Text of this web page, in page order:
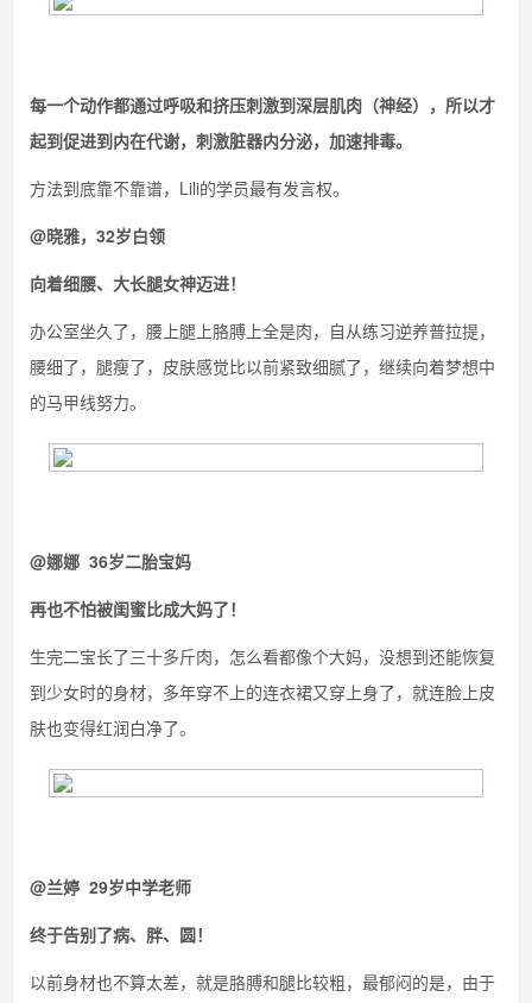
每一个动作都通过呼吸和挤压刺激到深层肌肉（神经），所以才
起到促进到内在代谢，刺激脏器内分泌，加速排毒。
方法到底靠不靠谱，Lili的学员最有发言权。
@晓雅，32岁白领
向着细腰、大长腿女神迈进！
办公室坐久了，腰上腿上胳膊上全是肉，自从练习逆养普拉提，
腰细了，腿瘦了，皮肤感觉比以前紧致细腻了，继续向着梦想中
的马甲线努力。
@娜娜 36岁二胎宝妈
再也不怕被闺蜜比成大妈了！
生完二宝长了三十多斤肉，怎么看都像个大妈，没想到还能恢复
到少女时的身材，多年穿不上的连衣裙又穿上身了，就连脸上皮
肤也变得红润白净了。
@兰婷 29岁中学老师
终于告别了病、胖、圆！
以前身材也不算太差，就是胳膊和腿比较粗，最郁闷的是，由于